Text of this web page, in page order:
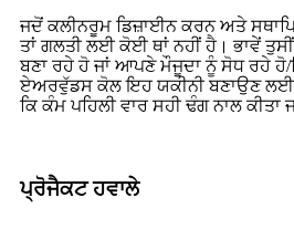
ਜਦੋਂ ਕਲੀਨਰੂਮ ਡਿਜ਼ਾਈਨ ਕਰਨ ਅਤੇ
ਤਾਂ ਗਲਤੀ ਲਈ ਕੋਈ ਥਾਂ ਨਹੀਂ ਹੈ। ਭਾਵੇਂ
ਬਣਾ ਰਹੇ ਹੋ ਜਾਂ ਆਪਣੇ ਮੌਜੂਦਾ ਨੂੰ ਸੋਧ ਰਹੇ ਹੋ/
ਏਅਰਵੁੱਡਸ ਕੋਲ ਇਹ ਯਕੀਨੀ ਬਣਾਉਣ ਲਈ
ਕਿ ਕੰਮ ਪਹਿਲੀ ਵਾਰ ਸਹੀ ਢੰਗ ਨਾਲ ਕੀਤਾ
ਪ੍ਰੋਜੈਕਟ ਹਵਾਲੇ